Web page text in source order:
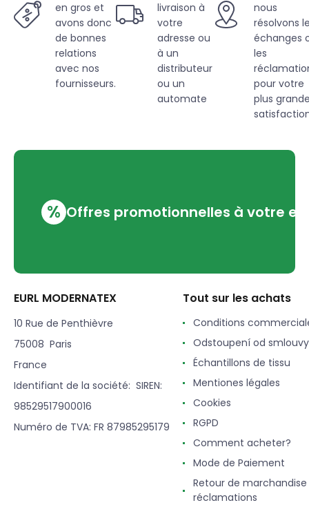
en gros et
avons donc
de bonnes
relations
avec nos
fournisseurs.
livraison à
votre
adresse ou
à un
distributeur
ou un
automate
nous
résolvons
échanges
les
pour votre
plus
% Offres promotionnelles à votre
EURL MODERNATEX
10 Rue de Penthièvre
75008 Paris
France
Identifiant de la société: SIREN:
98529517900016
Numéro de TVA: FR 87985295179
Tout sur les achats
Conditions
Odstoupení od smlouvy
Échantillons de tissu
Mentiones légales
Cookies
RGPD
Comment acheter?
Mode de Paiement
Retour de
réclamations